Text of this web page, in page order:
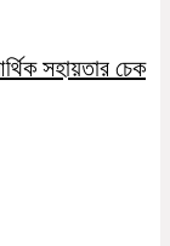
সহায়তার চেক